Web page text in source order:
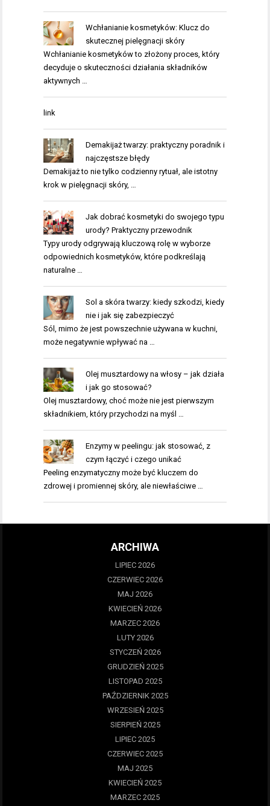
Wchłanianie kosmetyków: Klucz do
skutecznej pielęgnacji skóry
Wchłanianie kosmetyków to złożony proces, który
decyduje o skuteczności działania składników
aktywnych …
link
Demakijaż twarzy: praktyczny poradnik i
najczęstsze błędy
Demakijaż to nie tylko codzienny rytuał, ale istotny
krok w pielęgnacji skóry, …
Jak dobrać kosmetyki do swojego typu
urody? Praktyczny przewodnik
Typy urody odgrywają kluczową rolę w wyborze
odpowiednich kosmetyków, które podkreślają
naturalne …
Sol a skóra twarzy: kiedy szkodzi, kiedy
nie i jak się zabezpieczyć
Sól, mimo że jest powszechnie używana w kuchni,
może negatywnie wpływać na …
Olej musztardowy na włosy – jak działa
i jak go stosować?
Olej musztardowy, choć może nie jest pierwszym
składnikiem, który przychodzi na myśl …
Enzymy w peelingu: jak stosować, z
czym łączyć i czego unikać
Peeling enzymatyczny może być kluczem do
zdrowej i promiennej skóry, ale niewłaściwe …
ARCHIWA
LIPIEC 2026
CZERWIEC 2026
MAJ 2026
KWIECIEŃ 2026
MARZEC 2026
LUTY 2026
STYCZEŃ 2026
GRUDZIEŃ 2025
LISTOPAD 2025
PAŹDZIERNIK 2025
WRZESIEŃ 2025
SIERPIEŃ 2025
LIPIEC 2025
CZERWIEC 2025
MAJ 2025
KWIECIEŃ 2025
MARZEC 2025